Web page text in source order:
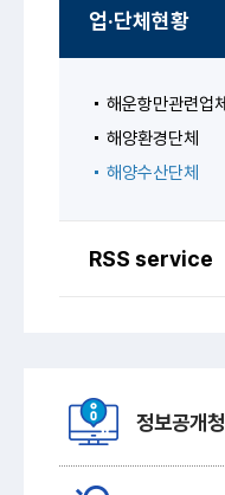
업·단체현황
해운항만관련업체
해양환경단체
해양수산단체
RSS service
정보공개